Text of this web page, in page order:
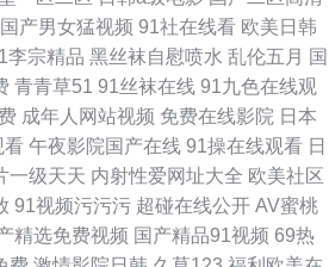
国产男女猛视频 91社在线看 欧美日韩
李宗精品 黑丝袜自慰喷水 乱伦五月 国
青青草51 91丝袜在线 91九色在线观
成年人网站视频 免费在线影院 日本
看 午夜影院国产在线 91操在线观看 日
一级天天 内射性爱网址大全 欧美社区
91视频污污污 超碰在线公开 AV蜜桃
精选免费视频 国产精品91视频 69热